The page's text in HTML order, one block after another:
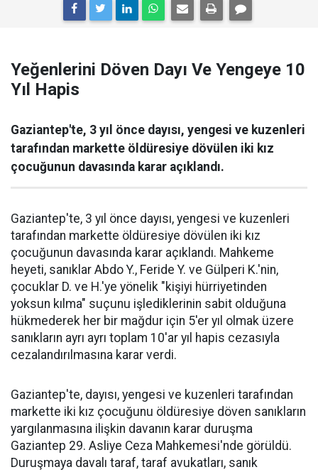
Yeğenlerini Döven Dayı Ve Yengeye 10
Yıl Hapis
Gaziantep'te, 3 yıl önce dayısı, yengesi ve kuzenleri
tarafından markette öldüresiye dövülen iki kız
çocuğunun davasında karar açıklandı.
Gaziantep'te, 3 yıl önce dayısı, yengesi ve kuzenleri
tarafından markette öldüresiye dövülen iki kız
çocuğunun davasında karar açıklandı. Mahkeme
heyeti, sanıklar Abdo Y., Feride Y. ve Gülperi K.'nin,
çocuklar D. ve H.'ye yönelik "kişiyi hürriyetinden
yoksun kılma" suçunu işlediklerinin sabit olduğuna
hükmederek her bir mağdur için 5'er yıl olmak üzere
sanıkların ayrı ayrı toplam 10'ar yıl hapis cezasıyla
cezalandırılmasına karar verdi.
Gaziantep'te, dayısı, yengesi ve kuzenleri tarafından
markette iki kız çocuğunu öldüresiye döven sanıkların
yargılanmasına ilişkin davanın karar duruşma
Gaziantep 29. Asliye Ceza Mahkemesi'nde görüldü.
Duruşmaya davalı taraf, taraf avukatları, sanık